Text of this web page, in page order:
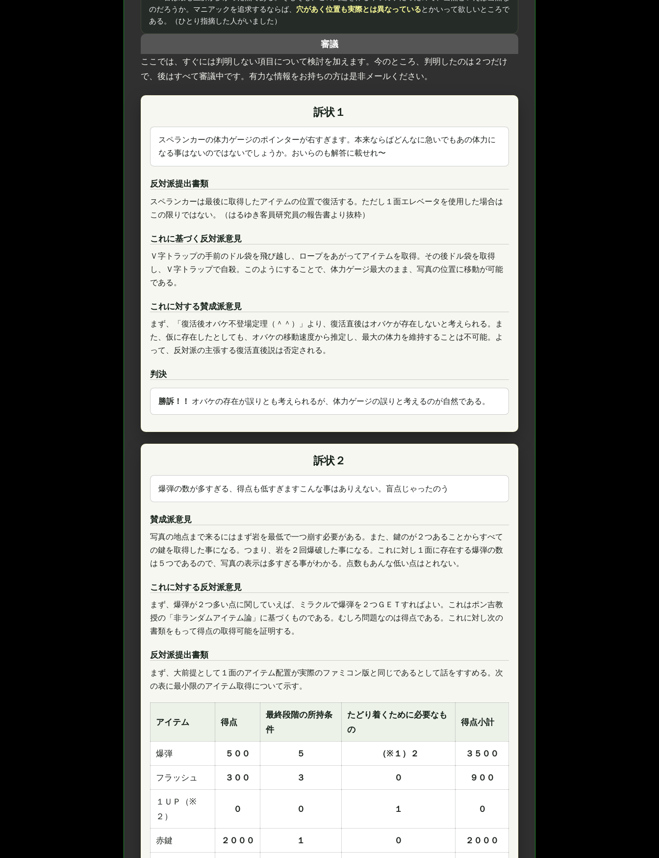
のだろうか。マニアックを追求するならば、 穴があく位置も実際とは異なっているとかいって欲しいところで
ある。（ひとり指摘した人がいました）
審議
ここでは、すぐには判明しない項目について検討を加えます。今のところ、判明したのは２つだけ
で、後はすべて審議中です。有力な情報をお持ちの方は是非メールください。
訴状１
スペランカーの体力ゲージのポインターが右すぎます。本来ならばどんなに急いでもあの体力に
なる事はないのではないでしょうか。おいらのも解答に載せれ〜
反対派提出書類
スペランカーは最後に取得したアイテムの位置で復活する。ただし１面エレベータを使用した場合は
この限りではない。（はるゆき客員研究員の報告書より抜粋）
これに基づく反対派意見
Ｖ字トラップの手前のドル袋を飛び越し、ロープをあがってアイテムを取得。その後ドル袋を取得
し、Ｖ字トラップで自殺。このようにすることで、体力ゲージ最大のまま、写真の位置に移動が可能
である。
これに対する賛成派意見
まず、「復活後オバケ不登場定理（＾＾）」より、復活直後はオバケが存在しないと考えられる。ま
た、仮に存在したとしても、オバケの移動速度から推定し、最大の体力を維持することは不可能。よ
って、反対派の主張する復活直後説は否定される。
判決
勝訴！！ オバケの存在が誤りとも考えられるが、体力ゲージの誤りと考えるのが自然である。
訴状２
爆弾の数が多すぎる、得点も低すぎますこんな事はありえない。盲点じゃったのう
賛成派意見
写真の地点まで来るにはまず岩を最低で一つ崩す必要がある。また、鍵のが２つあることからすべて
の鍵を取得した事になる。つまり、岩を２回爆破した事になる。これに対し１面に存在する爆弾の数
は５つであるので、写真の表示は多すぎる事がわかる。点数もあんな低い点はとれない。
これに対する反対派意見
まず、爆弾が２つ多い点に関していえば、ミラクルで爆弾を２つＧＥＴすればよい。これはポン吉教
授の「非ランダムアイテム論」に基づくものである。むしろ問題なのは得点である。これに対し次の
書類をもって得点の取得可能を証明する。
反対派提出書類
まず、大前提として１面のアイテム配置が実際のファミコン版と同じであるとして話をすすめる。次
の表に最小限のアイテム取得について示す。
アイテム 得点
最終段階の所持条
件
たどり着くために必要なも
の
得点小計
爆弾 ５００ ５ （※１）２ ３５００
フラッシュ ３００ ３ ０ ９００
１ＵＰ（※
２）
０ ０ １ ０
赤鍵 ２０００ １ ０ ２０００